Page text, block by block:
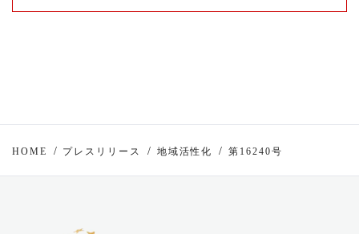
HOME プレスリリース 地域活性化 第16240号